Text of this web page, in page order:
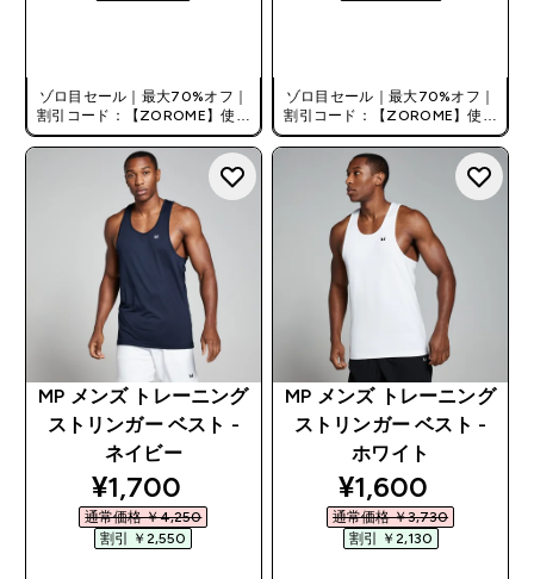
ゾロ目セール｜最大70%オフ｜
割引コード：【ZOROME】使用
で追加10%オフ！
ゾロ目セール｜最大70%オフ｜
割引コード：【ZOROME】使用
で追加10%オフ！
MP メンズ トレーニング
ストリンガー ベスト -
ネイビー
discounted price
¥1,700‎
通常価格 ￥4,250‎
割引 ￥2,550‎
MP メンズ トレーニング
ストリンガー ベスト -
ホワイト
discounted
¥1,600‎
通常価格 ￥3,730‎
割引 ￥2,130‎